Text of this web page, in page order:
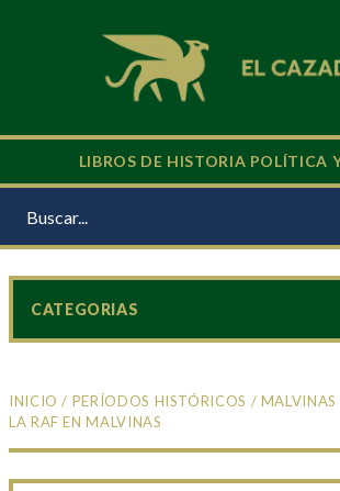
LIBROS DE HISTORIA POLÍTICA
INICIO / PERÍODOS HISTÓRICOS / MALVINAS
LA RAF EN MALVINAS
CATEGORIAS